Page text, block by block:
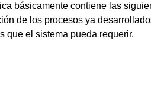
básicamente contiene las
de los procesos ya
que el sistema pueda requerir.